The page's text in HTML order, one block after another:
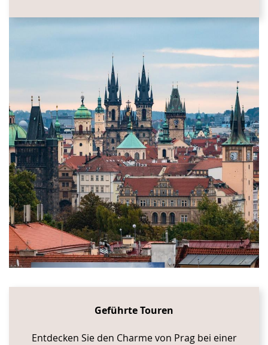
Geführte Touren
Entdecken Sie den Charme von Prag bei einer